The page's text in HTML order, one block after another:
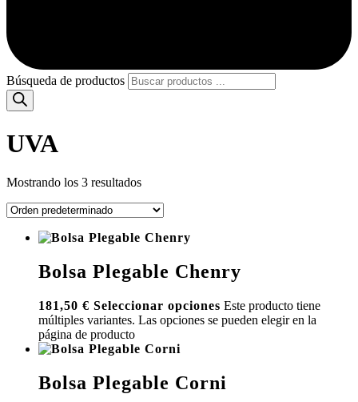
Búsqueda de productos
UVA
Mostrando los 3 resultados
Bolsa Plegable Chenry
181,50 € Seleccionar opciones Este producto tiene
múltiples variantes. Las opciones se pueden elegir en la
página de producto
Bolsa Plegable Corni